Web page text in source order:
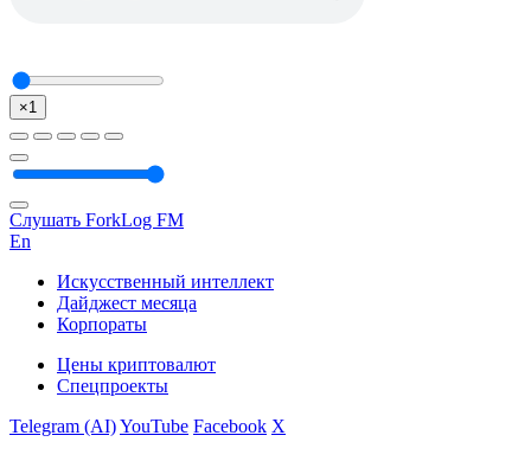
×1
Слушать ForkLog FM
En
Искусственный интеллект
Дайджест месяца
Корпораты
Цены криптовалют
Спецпроекты
Telegram (AI)YouTube Facebook X